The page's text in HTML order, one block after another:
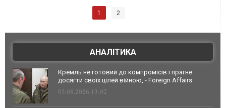
1 2
АНАЛІТИКА
Кремль не готовий до компромісів і прагне
досягти своїх цілей війною, - Foreign Affairs
03.08.2026 13:02